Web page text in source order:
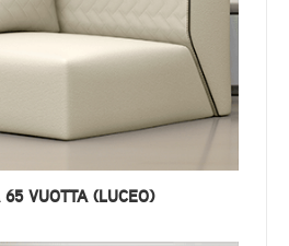
65 VUOTTA (LUCEO)